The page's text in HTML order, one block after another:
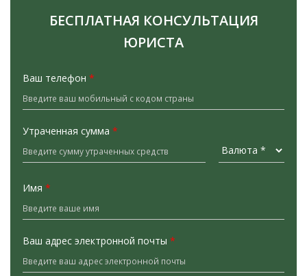
БЕСПЛАТНАЯ КОНСУЛЬТАЦИЯ
ЮРИСТА
Ваш телефон *
Утраченная сумма *
Имя *
Ваш адрес электронной почты *